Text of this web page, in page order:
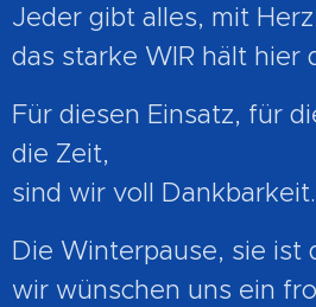
Jeder gibt alles, mit
das starke WIR hält hier
Für diesen Einsatz, für
die Zeit,
sind wir voll Dankbarkeit.
Die Winterpause, sie ist
wir wünschen uns ein